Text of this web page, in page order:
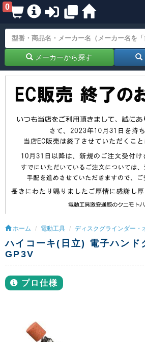
0
メーカーから探す
ホーム 電動工具 ディスクグラインダー・
ハイコーキ(日立) 電子ハンド
GP3V
プロ仕様